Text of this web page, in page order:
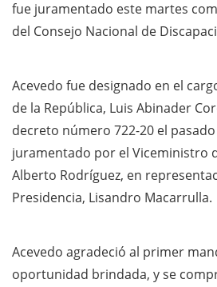
fue juramentado este martes
del Consejo Nacional de
Acevedo fue designado en el
de la República, Luis Abinader
decreto número 722-20 el
juramentado por el Viceministro
Alberto Rodríguez, en
Presidencia, Lisandro Macarrulla.
Acevedo agradeció al primer
oportunidad brindada, y se